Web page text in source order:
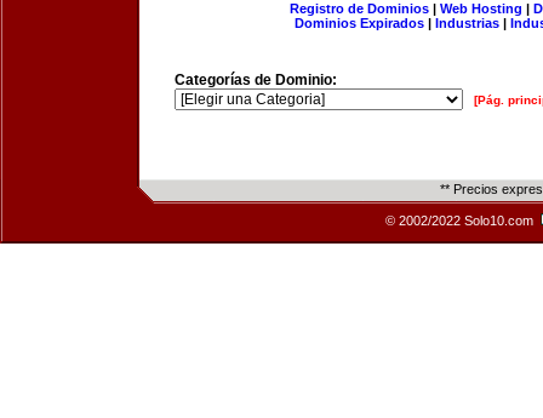
Registro de Dominios| Web Hosting |
Dominios Expirados | Industrias |
Categorías de Dominio:
[Pág.
** Precios
© 2002/2022 Solo10.com